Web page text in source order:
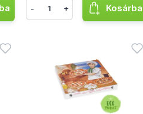
- + Kosárba